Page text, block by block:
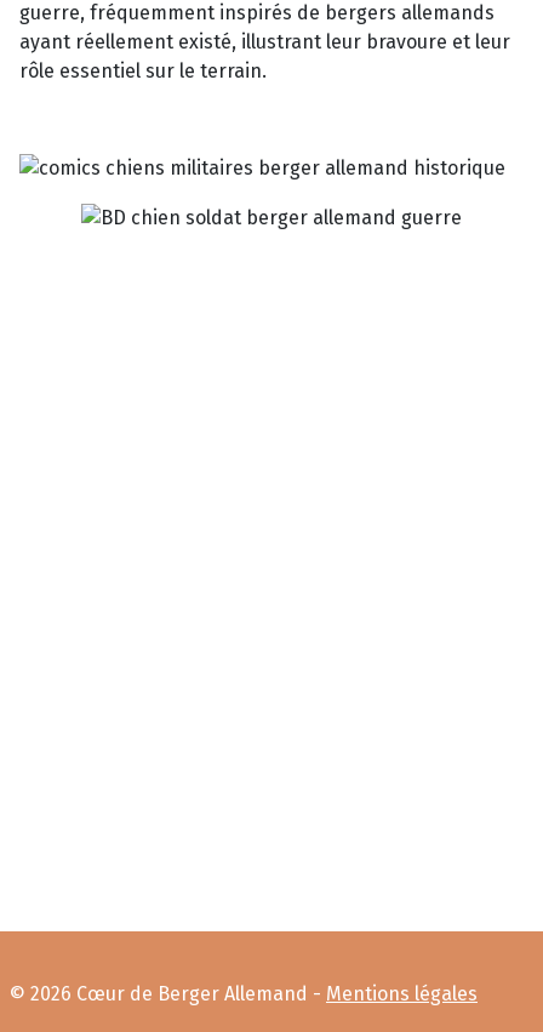
guerre, fréquemment inspirés de bergers allemands
ayant réellement existé, illustrant leur bravoure et leur
rôle essentiel sur le terrain.
© 2026 Cœur de Berger Allemand - Mentions légales